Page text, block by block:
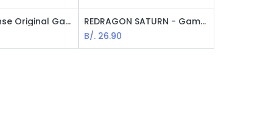
PS5 DualSense Original Gamepad / Galactic Purple
REDRAGON SATURN - Gamepad para Juegos - USB
B/. 26.90